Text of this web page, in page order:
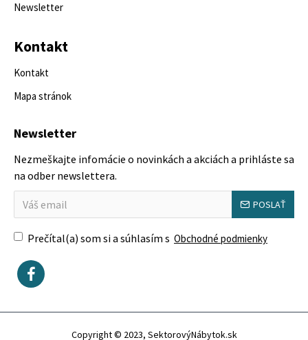
Newsletter
Kontakt
Kontakt
Mapa stránok
Newsletter
Nezmeškajte infomácie o novinkách a akciách a prihláste sa
na odber newslettera.
POSLAŤ
Prečítal(a) som si a súhlasím s Obchodné podmienky
Copyright © 2023, SektorovýNábytok.sk